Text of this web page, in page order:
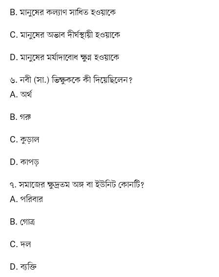
B. মানুষের কল্যাণ সাধিত হওয়াকে
C. মানুষের অভাব দীর্ঘস্থায়ী হওয়াকে
D. মানুষের মর্যাদাবোধ ক্ষুণ্ন হওয়াকে
৬. নবী (সা.) ভিক্ষুককে কী দিয়েছিলেন?
A. অর্থ
B. গরু
C. কুড়াল
D. কাপড়
৭. সমাজের ক্ষুদ্রতম অঙ্গ বা ইউনিট কোনটি?
A. পরিবার
B. গোত্র
C. দল
D. ব্যক্তি